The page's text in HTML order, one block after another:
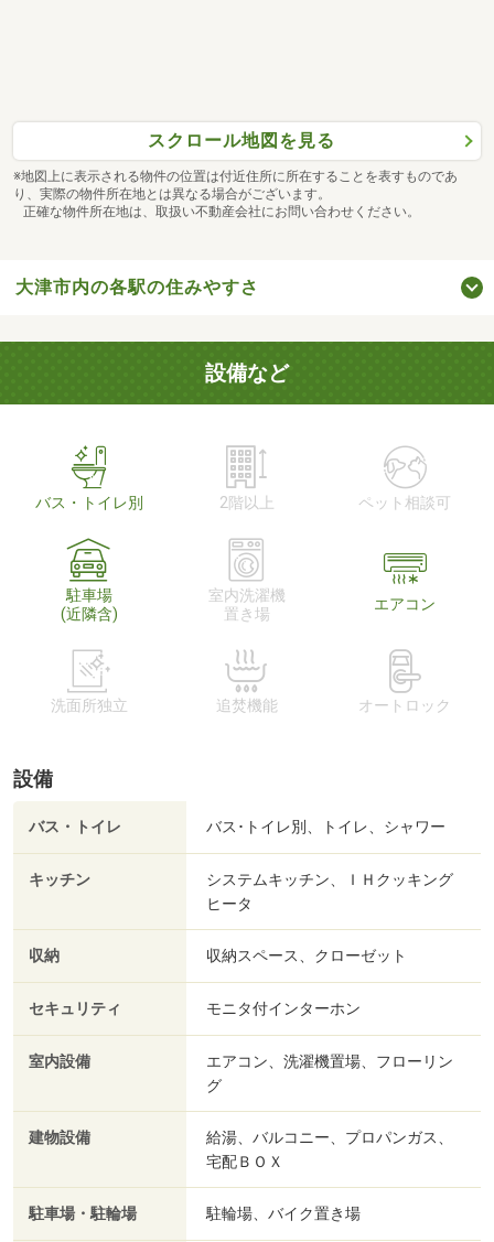
スクロール地図を見る
※地図上に表示される物件の位置は付近住所に所在することを表すものであ
り、実際の物件所在地とは異なる場合がございます。
正確な物件所在地は、取扱い不動産会社にお問い合わせください。
大津市内の各駅の住みやすさ
設備など
バス・トイレ別 2階以上 ペット相談可
駐車場
(近隣含)
室内洗濯機
置き場
エアコン
洗面所独立 追焚機能 オートロック
設備
バス・トイレ バス･トイレ別、トイレ、シャワー
キッチン
システムキッチン、ＩＨクッキング
ヒータ
収納 収納スペース、クローゼット
セキュリティ モニタ付インターホン
室内設備
エアコン、洗濯機置場、フローリン
グ
建物設備
給湯、バルコニー、プロパンガス、
宅配ＢＯＸ
駐車場・駐輪場 駐輪場、バイク置き場